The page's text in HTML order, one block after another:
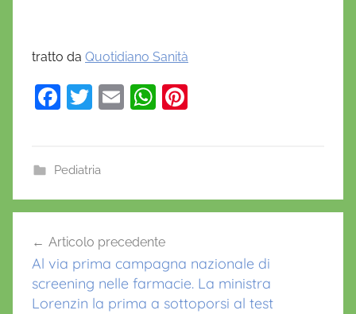
tratto da Quotidiano Sanità
F
e
b
o
k
T
er
E
W
A
p
st
Pediatria
articoli
Articolo precedente
Al via prima campagna nazionale di
screening nelle farmacie. La ministra
Lorenzin la prima a sottoporsi al test